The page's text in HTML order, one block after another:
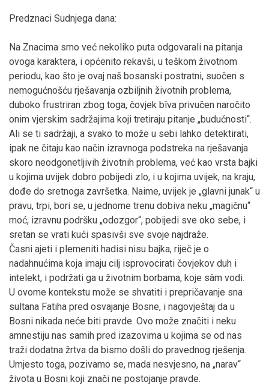
Predznaci Sudnjega dana:
Na Znacima smo već nekoliko puta odgovarali na pitanja
ovoga karaktera, i općenito rekavši, u teškom životnom
periodu, kao što je ovaj naš bosanski postratni, suočen s
nemogućnošću rješavanja ozbiljnih životnih problema,
duboko frustriran zbog toga, čovjek bîva privučen naročito
onim vjerskim sadržajima koji tretiraju pitanje „budućnosti“.
Ali se ti sadržaji, a svako to može u sebi lahko detektirati,
ipak ne čitaju kao način izravnoga podstreka na rješavanja
skoro neodgonetljivih životnih problema, već kao vrsta bajki
u kojima uvijek dobro pobijedi zlo, i u kojima uvijek, na kraju,
dođe do sretnoga završetka. Naime, uvijek je „glavni junak“ u
pravu, trpi, bori se, u jednome trenu dobiva neku „magičnu“
moć, izravnu podršku „odozgor“, pobijedi sve oko sebe, i
sretan se vrati kući spasivši sve svoje najdraže.
Časni ajeti i plemeniti hadisi nisu bajka, riječ je o
nadahnućima koja imaju cilj isprovocirati čovjekov duh i
intelekt, i podržati ga u životnim borbama, koje sâm vodi.
U ovome kontekstu može se shvatiti i prepričavanje sna
sultana Fatiha pred osvajanje Bosne, i nagovještaj da u
Bosni nikada neće biti pravde. Ovo može značiti i neku
amnestiju nas samih pred izazovima u kojima se od nas
traži dodatna žrtva da bismo došli do pravednog rješenja.
Umjesto toga, pozivamo se, mada nesvjesno, na „narav“
života u Bosni koji znači ne postojanje pravde.